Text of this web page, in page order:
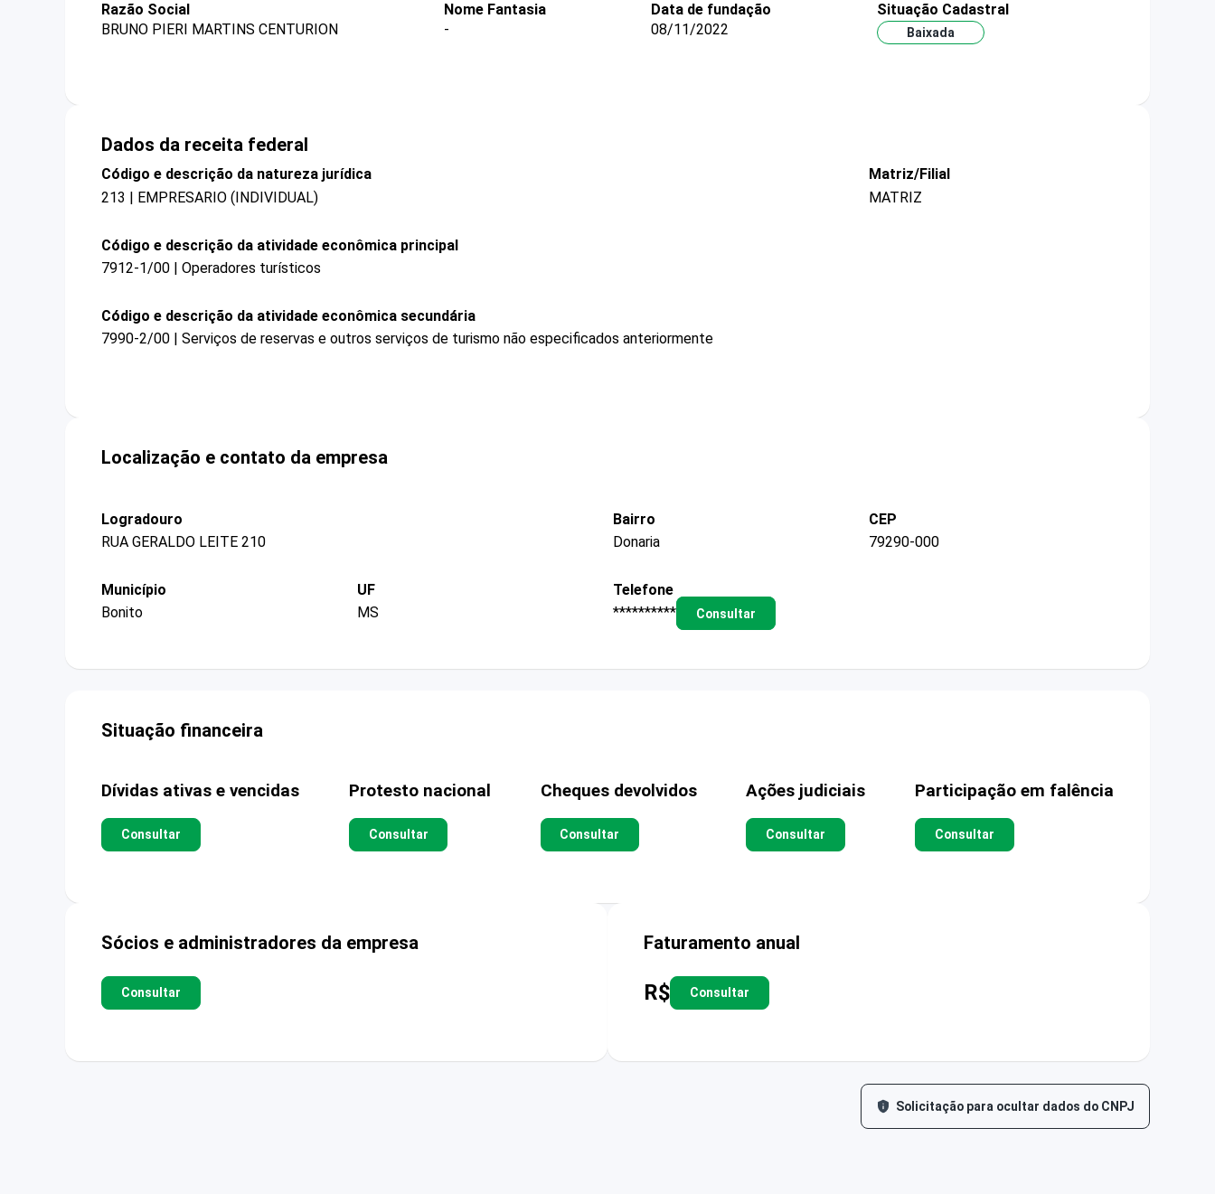
Razão Social
BRUNO PIERI MARTINS CENTURION
Nome Fantasia
-
Data de fundação
08/11/2022
Situação Cadastral
Baixada
Dados da receita federal
Código e descrição da natureza jurídica
213 | EMPRESARIO (INDIVIDUAL)
Matriz/Filial
MATRIZ
Código e descrição da atividade econômica principal
7912-1/00 | Operadores turísticos
Código e descrição da atividade econômica secundária
7990-2/00 | Serviços de reservas e outros serviços de turismo não especificados anteriormente
Localização e contato da empresa
Logradouro
RUA GERALDO LEITE 210
Bairro
Donaria
CEP
79290-000
Município
Bonito
UF
MS
Telefone
**********
Consultar
Situação financeira
Dívidas ativas e vencidas
Consultar
Protesto nacional
Consultar
Cheques devolvidos
Consultar
Ações judiciais
Consultar
Participação em falência
Consultar
Sócios e administradores da empresa
Consultar
Faturamento anual
R$ Consultar
Solicitação para ocultar dados do CNPJ